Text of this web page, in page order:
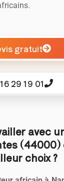
gratuit
29 19 01
avec
(44000)
choix ?